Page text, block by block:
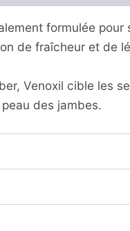
formulée
de fraîcheur et de
Venoxil cible les
des jambes.